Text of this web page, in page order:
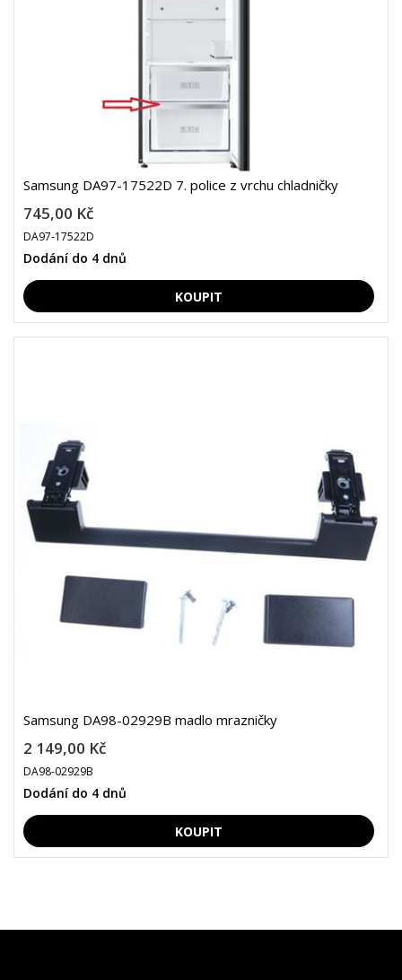
Samsung DA97-17522D 7. police z vrchu chladničky
745,00 Kč
DA97-17522D
Dodání do 4 dnů
Samsung DA98-02929B madlo mrazničky
2 149,00 Kč
DA98-02929B
Dodání do 4 dnů